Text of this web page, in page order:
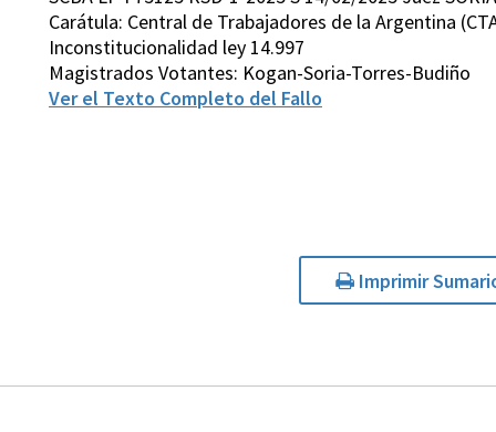
Carátula: Central de Trabajadores de la Argentina
Inconstitucionalidad ley 14.997
Magistrados Votantes: Kogan-Soria-Torres-Budiño
Ver el Texto Completo del Fallo
Imprimir